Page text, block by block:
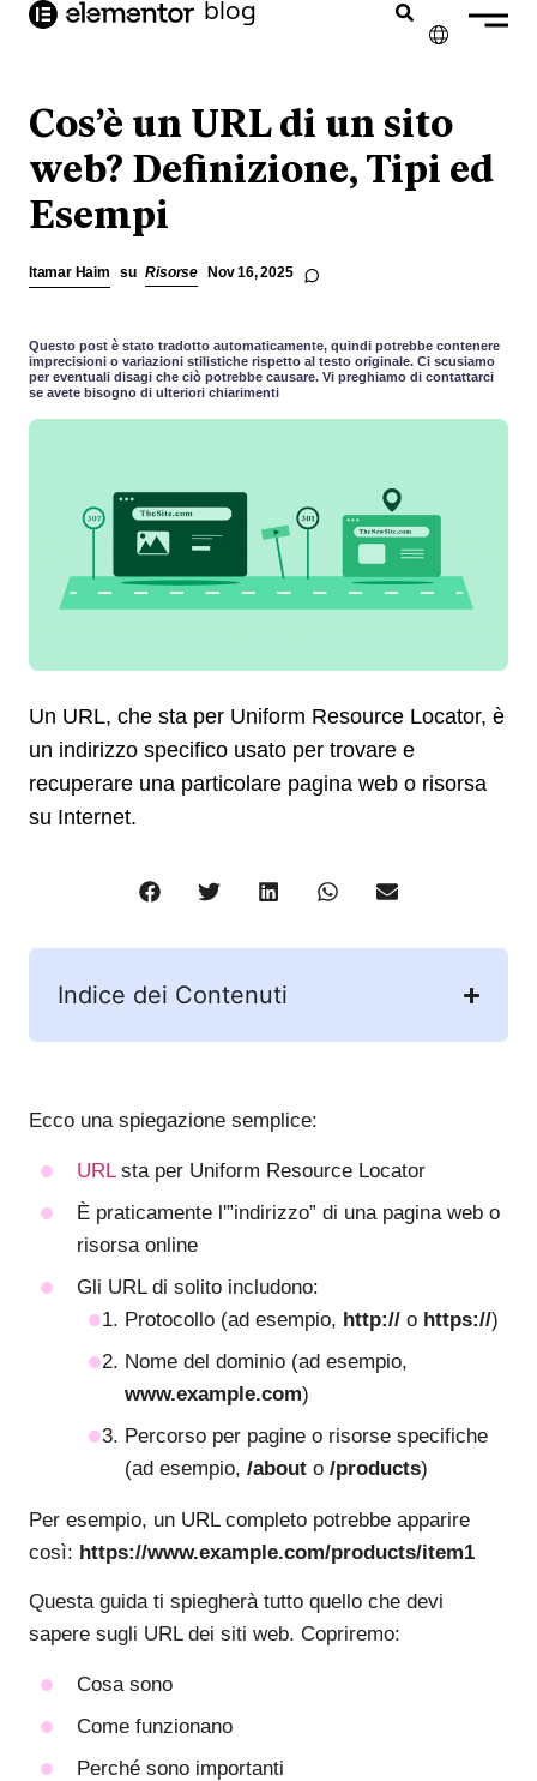
contenuto blog
ENGLISH
FRANÇAIS
ESPAÑOL
Cos’è un URL di un sito
web? Definizione, Tipi ed
Esempi
Itamar Haim su Risorse Nov 16, 2025
Questo post è stato tradotto automaticamente, quindi potrebbe contenere
imprecisioni o variazioni stilistiche rispetto al testo originale. Ci scusiamo
per eventuali disagi che ciò potrebbe causare. Vi preghiamo di contattarci
se avete bisogno di ulteriori chiarimenti
Un URL, che sta per Uniform Resource Locator, è
un indirizzo specifico usato per trovare e
recuperare una particolare pagina web o risorsa
su Internet.
Indice dei Contenuti
Ecco una spiegazione semplice:
URLsta per Uniform Resource Locator
È praticamente l'”indirizzo” di una pagina web o
risorsa online
Gli URL di solito includono:
Protocollo (ad esempio, http:// o https://)
Nome del dominio (ad esempio,
www.example.com)
Percorso per pagine o risorse specifiche
(ad esempio, /about o /products)
Per esempio, un URL completo potrebbe apparire
così: https://www.example.com/products/item1
Questa guida ti spiegherà tutto quello che devi
sapere sugli URL dei siti web. Copriremo:
Cosa sono
Come funzionano
Perché sono importanti